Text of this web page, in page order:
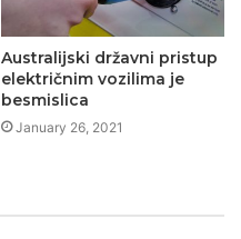
Australijski državni pristup
električnim vozilima je
besmislica
January 26, 2021